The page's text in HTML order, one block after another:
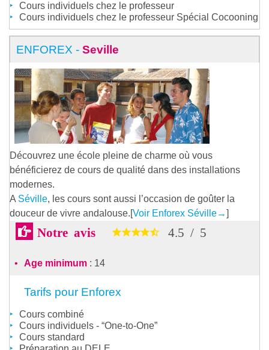
Cours individuels chez le professeur
Cours individuels chez le professeur Spécial Cocooning
ENFOREX - Seville
Découvrez une école pleine de charme où vous
bénéficierez de cours de qualité dans des installations
modernes.
A Séville, les cours sont aussi l’occasion de goûter la
douceur de vivre andalouse.[Voir Enforex Séville→]
Notre avis 4.5 / 5
Age minimum : 14
Tarifs pour Enforex
Cours combiné
Cours individuels - “One-to-One”
Cours standard